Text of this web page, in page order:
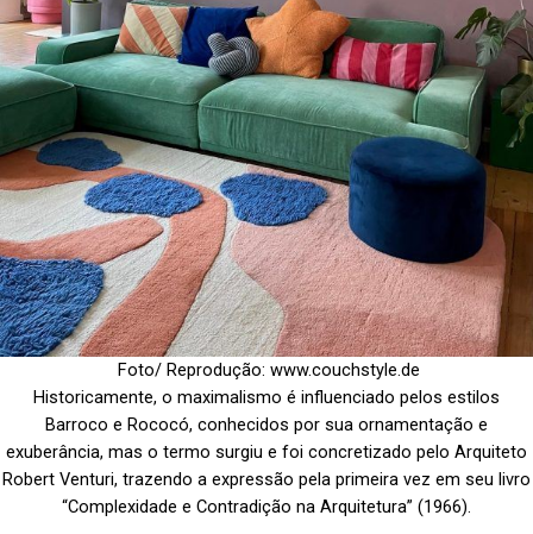
Foto/ Reprodução: www.couchstyle.de
Historicamente, o maximalismo é influenciado pelos estilos
Barroco e Rococó, conhecidos por sua ornamentação e
exuberância, mas o termo surgiu e foi concretizado pelo Arquiteto
Robert Venturi, trazendo a expressão pela primeira vez em seu livro
“Complexidade e Contradição na Arquitetura” (1966).